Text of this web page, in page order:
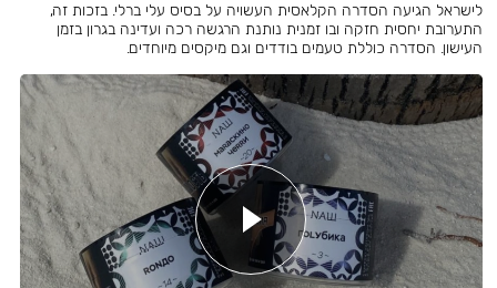
לישראל הגיעה הסדרה הקלאסית העשויה על בסיס עלי ברלי. בזכות זה,
התערובת יחסית חזקה ובו זמנית נותנת הרגשה רכה ועדינה בגרון בזמן
העישון. הסדרה כוללת טעמים בודדים וגם מיקסים מיוחדים.